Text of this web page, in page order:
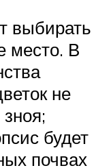
выбирать
место. В
не
будет
почвах